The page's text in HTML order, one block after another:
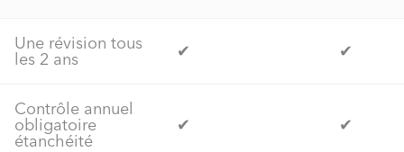
Une révision tous
les 2 ans ✔ ✔
Contrôle annuel
obligatoire
étanchéité
✔ ✔